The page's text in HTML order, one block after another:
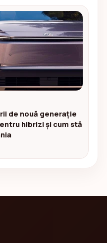
de nouă generație
hibrizi și cum stă